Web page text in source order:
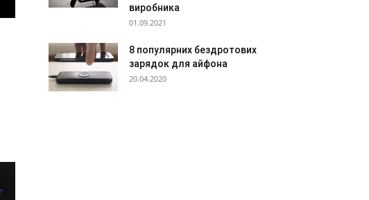
виробника
01.09.2021
8 популярних бездротових
зарядок для айфона
20.04.2020